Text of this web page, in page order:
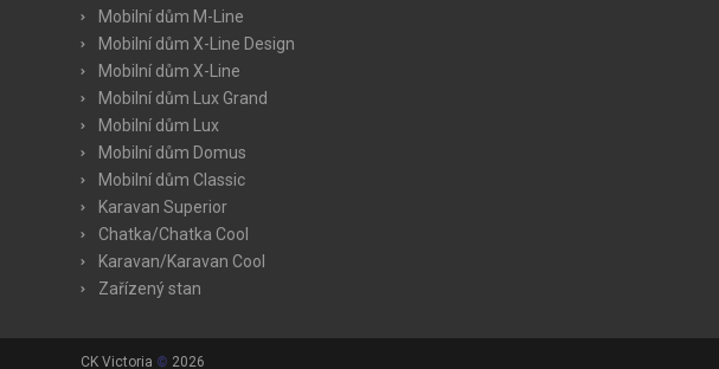
Mobilní dům M-Line
Mobilní dům X-Line Design
Mobilní dům X-Line
Mobilní dům Lux Grand
Mobilní dům Lux
Mobilní dům Domus
Mobilní dům Classic
Karavan Superior
Chatka/Chatka Cool
Karavan/Karavan Cool
Zařízený stan
CK Victoria © 2026